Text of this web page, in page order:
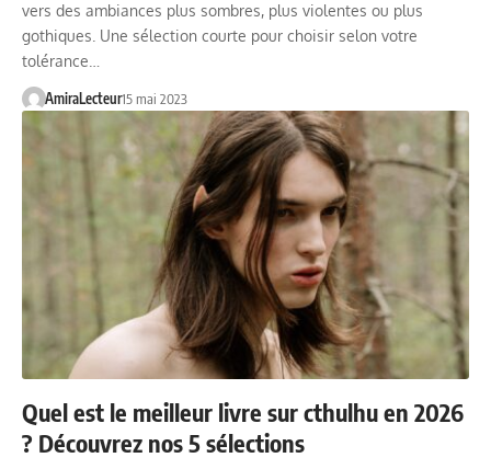
vers des ambiances plus sombres, plus violentes ou plus
gothiques. Une sélection courte pour choisir selon votre
tolérance…
AmiraLecteur15 mai 2023
Quel est le meilleur livre sur cthulhu en 2026
? Découvrez nos 5 sélections